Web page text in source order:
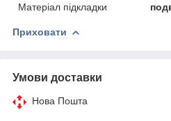
Матеріал підкладки
Приховати
Умови доставки
Нова Пошта